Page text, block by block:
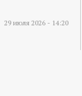
29 июля 2026 - 14:20